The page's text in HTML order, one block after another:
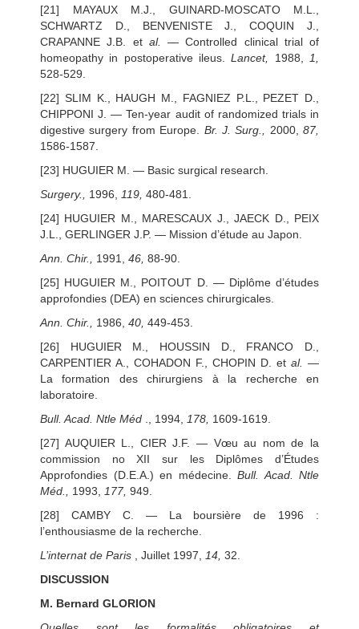
[21] MAYAUX M.J., GUINARD-MOSCATO M.L.,
SCHWARTZ D., BENVENISTE J., COQUIN J.,
CRAPANNE J.B. et al. — Controlled clinical trial of
homeopathy in postoperative ileus.Lancet, 1988,
1,
528-529.
[22] SLIM K., HAUGH M., FAGNIEZ P.L., PEZET D.,
CHIPPONI J. — Ten-year audit of randomized trials in
digestive surgery from Europe. Br. J. Surg., 2000, 87,
1586-1587.
[23] HUGUIER M. — Basic surgical research.
Surgery., 1996, 119, 480-481.
[24] HUGUIER M., MARESCAUX J., JAECK D., PEIX
J.L., GERLINGER J.P. — Mission d’étude au Japon.
Ann. Chir., 1991, 46, 88-90.
[25] HUGUIER M., POITOUT D. — Diplôme d’études
approfondies (DEA) en sciences chirurgicales.
Ann. Chir., 1986, 40, 449-453.
[26] HUGUIER M., HOUSSIN D., FRANCO D.,
CARPENTIER A., COHADON F., CHOPIN D. et al. —
La formation des chirurgiens à la recherche en
laboratoire.
Bull. Acad. Ntle Méd ., 1994, 178, 1609-1619.
[27] AUQUIER L., CIER J.F. — Vœu au nom de la
commission no XII sur les Diplômes d’Études
Approfondies (D.E.A.) en médecine. Bull. Acad. Ntle
Méd., 1993, 177, 949.
[28] CAMBY C. — La boursière de 1996 :
l’enthousiasme de la recherche.
L’internat de Paris , Juillet 1997, 14, 32.
DISCUSSION
M. Bernard GLORION